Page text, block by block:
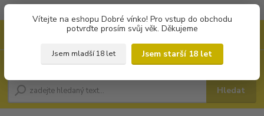
Vítejte na eshopu Dobré vínko! Pro vstup do obchodu
potvrďte prosím svůj věk. Děkujeme
Jsem mladší 18 let Jsem starší 18 let
Hledat